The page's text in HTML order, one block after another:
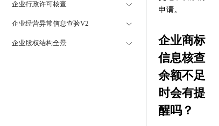
企业行政许可核查
企业经营异常信息查验V2
企业股权结构全景
申请。
企业商标
信息核查
余额不足
时会有提
醒吗？